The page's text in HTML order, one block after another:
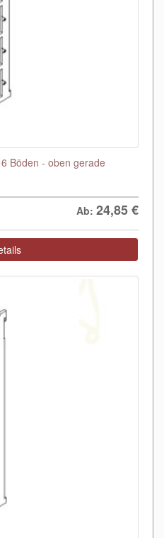
Böden - oben gerade
Ab: 24,85€